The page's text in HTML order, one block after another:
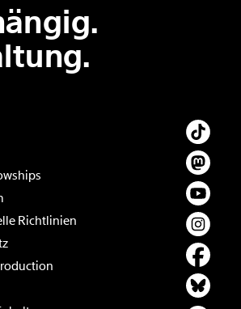
Feldes wird nicht öffentlich zugänglich angezeigt.
Richtlinien